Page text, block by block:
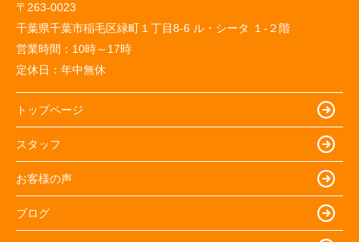
〒263-0023
千葉県千葉市稲毛区緑町１丁目8-6 ル・シータ １-２階
営業時間： 10時～17時
定休日： 年中無休
トップページ
スタッフ
お客様の声
ブログ